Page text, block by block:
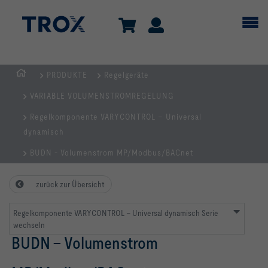
AUSTRIA
CEE
Geräte
Belüftung
und
Klimatisierung
PRODUKTE Regelgeräte
VARIABLE VOLUMENSTROMREGELUNG
Regelkomponente VARYCONTROL – Universal
dynamisch
BUDN - Volumenstrom MP/Modbus/BACnet
zurück zur Übersicht
Regelkomponente VARYCONTROL – Universal dynamisch Serie
wechseln
BUDN - Volumenstrom